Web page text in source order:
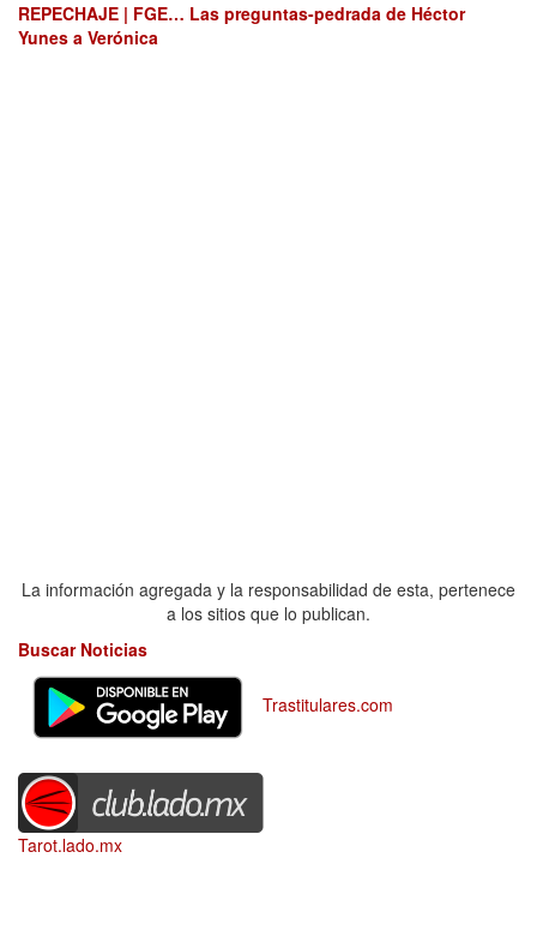
REPECHAJE | FGE… Las preguntas-pedrada de Héctor
Yunes a Verónica
La información agregada y la responsabilidad de esta, pertenece
a los sitios que lo publican.
Buscar Noticias
Trastitulares.com
Tarot.lado.mx